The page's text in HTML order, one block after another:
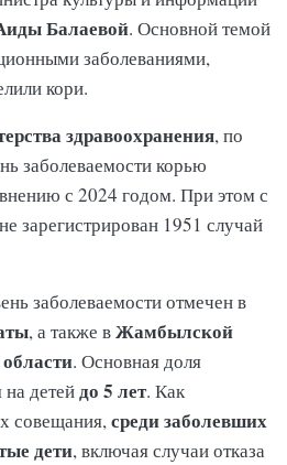
Балаевой. Основной темой
заболеваниями,
кори.
здравоохранения, по
заболеваемости корью
с 2024 годом. При этом с
зарегистрирован 1951 случай
заболеваемости отмечен в
, а также вЖамбылской
. Основная доля
детейдо 5 лет. Как
совещания,среди заболевших
дети, включая случаи отказа